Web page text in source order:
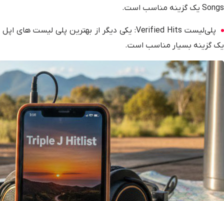
Songs یک گزینه مناسب است.
یک گزینه بسیار مناسب است.